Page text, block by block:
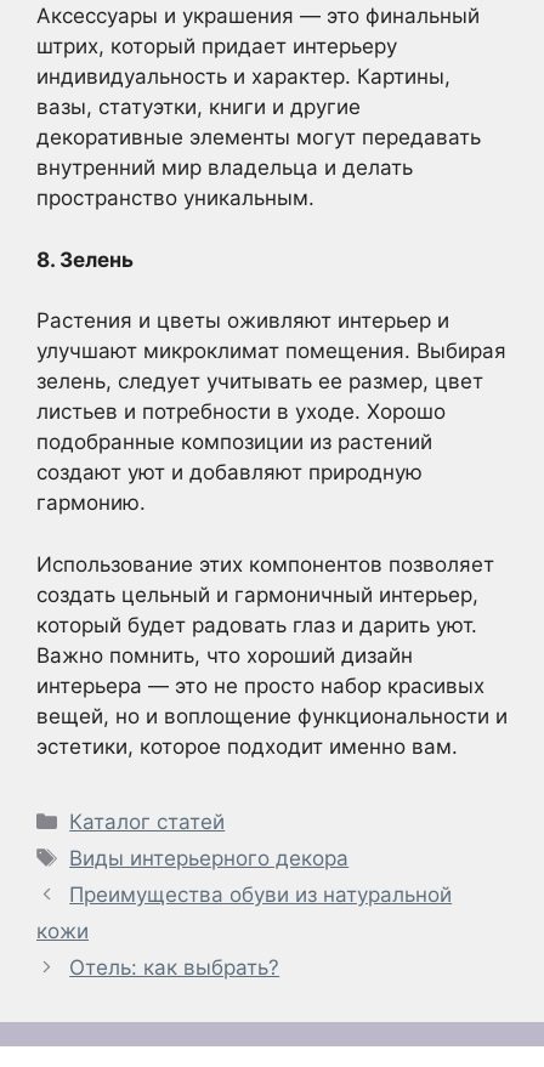
Аксессуары и украшения — это финальный
штрих, который придает интерьеру
индивидуальность и характер. Картины,
вазы, статуэтки, книги и другие
декоративные элементы могут передавать
внутренний мир владельца и делать
пространство уникальным.
8. Зелень
Растения и цветы оживляют интерьер и
улучшают микроклимат помещения. Выбирая
зелень, следует учитывать ее размер, цвет
листьев и потребности в уходе. Хорошо
подобранные композиции из растений
создают уют и добавляют природную
гармонию.
Использование этих компонентов позволяет
создать цельный и гармоничный интерьер,
который будет радовать глаз и дарить уют.
Важно помнить, что хороший дизайн
интерьера — это не просто набор красивых
вещей, но и воплощение функциональности и
эстетики, которое подходит именно вам.
Рубрики
Каталог статей
Метки
Виды интерьерного декора
Преимущества обуви из натуральной
кожи
Отель: как выбрать?